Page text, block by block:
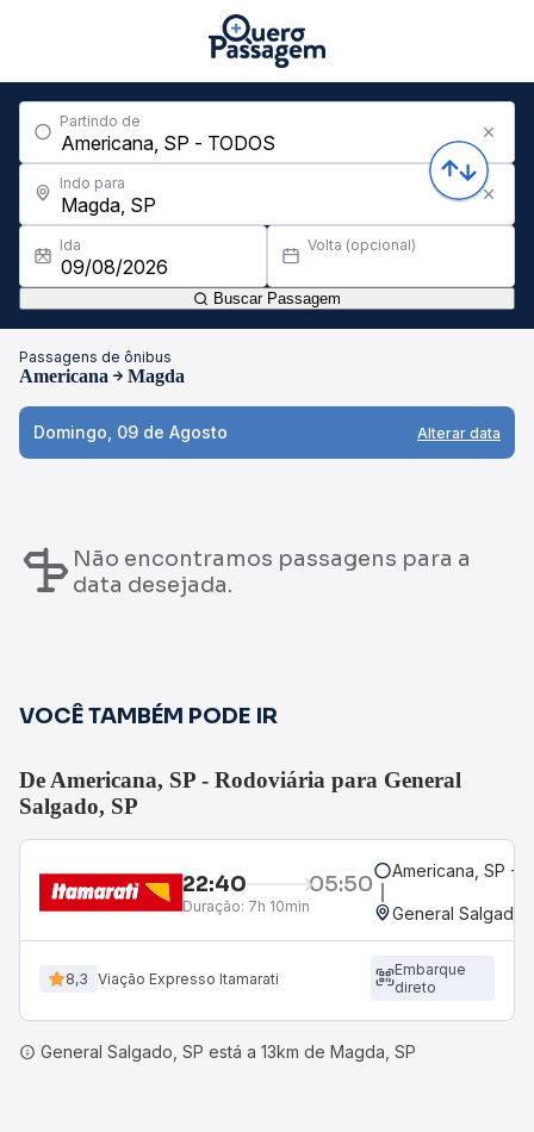
Partindo de
Indo para
Ida Volta (opcional)
Buscar Passagem
Passagens de ônibus
Americana Magda
Domingo, 09 de Agosto Alterar data
Não encontramos passagens para a
data desejada.
VOCÊ TAMBÉM PODE IR
De Americana, SP - Rodoviária para General
Salgado, SP
22:40 05:50
Duração: 7h 10min
Americana, SP -
General Salgado,
8,3 Viação Expresso Itamarati
Embarque
direto
General Salgado, SP está a 13km de Magda, SP